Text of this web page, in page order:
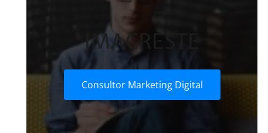
IMACRESTE
Consultor Marketing Digital